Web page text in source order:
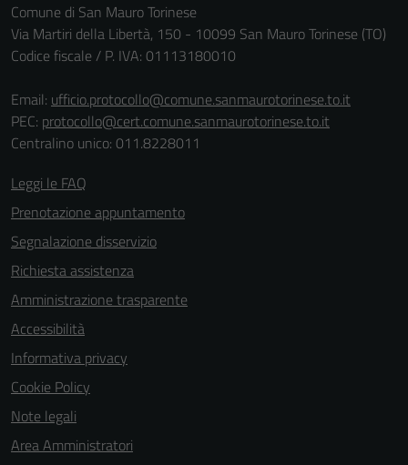
Comune di San Mauro Torinese
Via Martiri della Libertà, 150 - 10099 San Mauro Torinese (TO)
Codice fiscale / P. IVA: 01113180010
Email: ufficio.protocollo@comune.sanmaurotorinese.to.it
PEC: protocollo@cert.comune.sanmaurotorinese.to.it
Centralino unico: 011.8228011
Leggi le FAQ
Prenotazione appuntamento
Segnalazione disservizio
Richiesta assistenza
Amministrazione trasparente
Accessibilità
Informativa privacy
Cookie Policy
Note legali
Area Amministratori